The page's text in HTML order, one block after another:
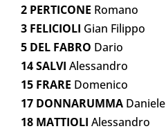
2 PERTICONE Romano
3 FELICIOLI Gian Filippo
5 DEL FABRO Dario
14 SALVI Alessandro
15 FRARE Domenico
17 DONNARUMMA Daniele
18 MATTIOLI Alessandro